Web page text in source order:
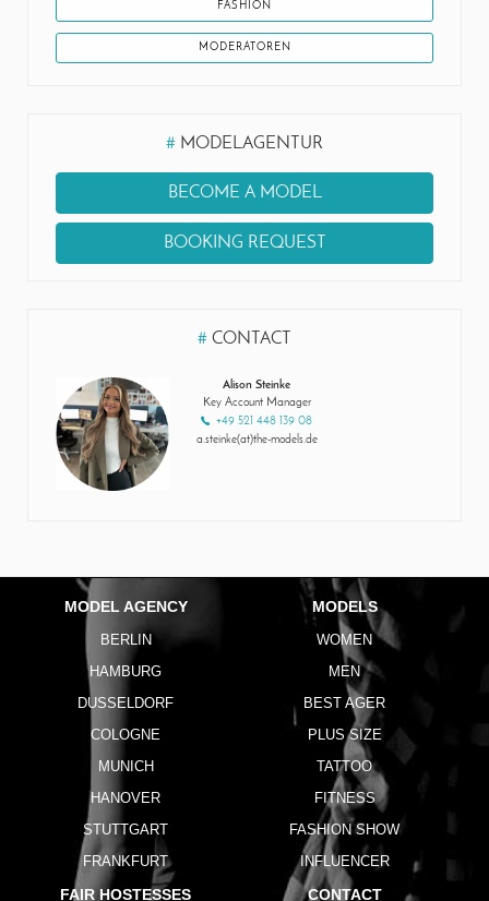
FASHION
MODERATOREN
# MODELAGENTUR
BECOME A MODEL
BOOKING REQUEST
# CONTACT
Alison Steinke
Key Account Manager
+49 521 448 139 08
a.steinke(at)the-models.de
MODEL AGENCY
BERLIN
HAMBURG
DUSSELDORF
COLOGNE
MUNICH
HANOVER
STUTTGART
FRANKFURT
MODELS
WOMEN
MEN
BEST AGER
PLUS SIZE
TATTOO
FITNESS
FASHION SHOW
INFLUENCER
FAIR HOSTESSES CONTACT